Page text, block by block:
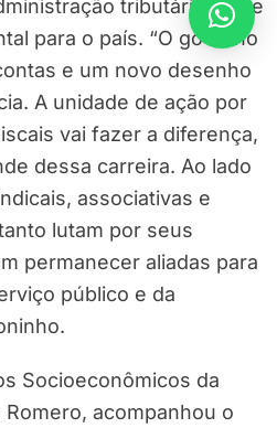
tributária neste
para o país. “O governo
e um novo desenho
A unidade de ação por
vai fazer a diferença,
dessa carreira. Ao lado
associativas e
lutam por seus
permanecer aliadas para
público e da
Socioeconômicos da
Romero, acompanhou o